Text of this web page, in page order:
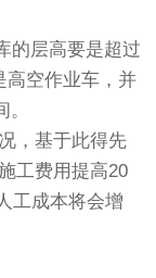
层高要是超过
高空作业车，并
，基于此得先
工费用提高20
工成本将会增